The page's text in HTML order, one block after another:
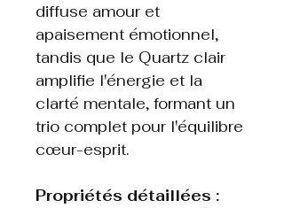
diffuse amour et
apaisement émotionnel,
tandis que le Quartz clair
amplifie l'énergie et la
clarté mentale, formant un
trio complet pour l'équilibre
cœur-esprit.
Propriétés détaillées :